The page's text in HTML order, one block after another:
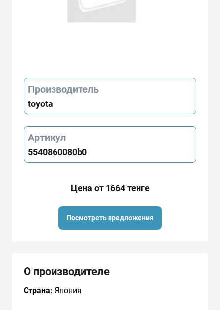
Производитель
toyota
Артикул
5540860080b0
Цена от 1664 тенге
Посмотреть предложения
О производителе
Страна: Япония